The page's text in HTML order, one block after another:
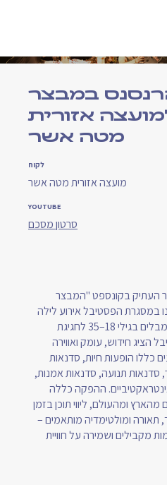
במבצר
אזורית
מטה אשר
לקוח
מועצה אזורית מטה אשר
YOUTUBE
סרטון מסכם
העתיק בקונספט "המבצר
במסגרת הפסטיבל אירוע לילה
ייחודי לצעירים, שהביא כ-500 מבלים בגילי 18–35 לחגיגת
הציג חידוש, עומק ואווירה
כללו הופעות חיות, סדנאות
סדנאות תנועה, סדנאות אמנות,
ההפקה כללה
מהארץ ומהעולם, ליווי תוכן בזמן
ומולטימדיה מותאמים –
מקבילים ושמירה על חוויית